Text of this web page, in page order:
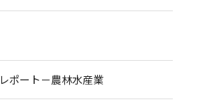
レポート－農林水産業